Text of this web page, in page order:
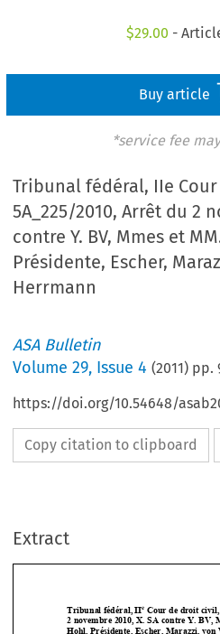
$29.00 -
Buy article
*service fee
Tribunal fédéral, IIe
5A_225/2010, Arrêt du 2
contre Y. BV, Mmes et
Présidente, Escher,
Herrmann
ASA Bulletin
Volume29, Issue 4 (2011) pp.
https://doi.org/10.54648/
Copy citation to clipboard
Extract


Tribunal fédéral, IIe Cour de droit
Greffier: M. Braconi.